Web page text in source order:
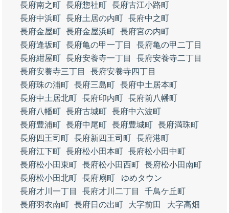
長府南之町 長府惣社町 長府古江小路町
長府中浜町 長府土居の内町 長府中之町
長府金屋町 長府金屋浜町 長府宮の内町
長府逢坂町 長府亀の甲一丁目
長府亀の甲二丁目
長府紺屋町 長府安養寺一丁目
長府安養寺二丁目
長府安養寺三丁目
長府安養寺四丁目
長府珠の浦町 長府三島町 長府中土居本町
長府中土居北町 長府印内町 長府前八幡町
長府八幡町 長府古城町 長府中六波町
長府豊浦町 長府中尾町 長府豊城町 長府満珠町
長府四王司町 長府新四王司町 長府港町
長府江下町 長府松小田本町 長府松小田中町
長府松小田東町 長府松小田西町 長府松小田南町
長府松小田北町 長府扇町
ゆめタウン
長府才川一丁目
長府才川二丁目
千鳥ケ丘町
長府羽衣南町 長府日の出町 大字前田
大字高畑